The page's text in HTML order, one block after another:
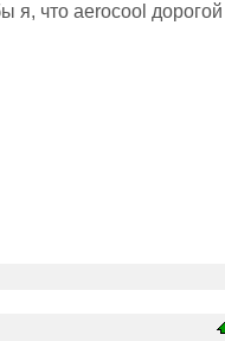
я, что aerocool дорогой